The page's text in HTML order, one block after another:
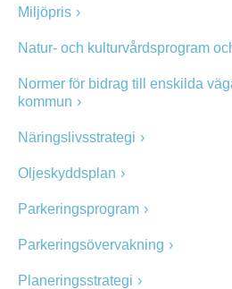
Miljöpris
Natur- och kulturvårdsprogram
Normer för bidrag till enskilda
kommun
Näringslivsstrategi
Oljeskyddsplan
Parkeringsprogram
Parkeringsövervakning
Planeringsstrategi